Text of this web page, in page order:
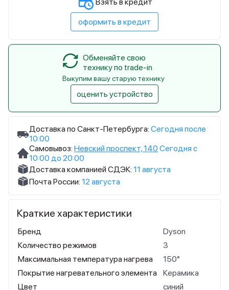
Доставка по Санкт-Петербурга: Сегодня после
10:00
Самовывоз: Невский проспект, 140 Сегодня с
10:00 до 20:00
Доставка компанией СДЭК: 11 августа
Почта России: 12 августа
Краткие характеристики
Бренд
Dyson
Количество режимов
3
Максимальная температура нагрева
150°
Покрытие нагревательного элемента
Керамика
Цвет
синий
оформить в кредит
Обменяйте свою
технику по trade-in
Выкупим вашу старую технику
оценить устройство